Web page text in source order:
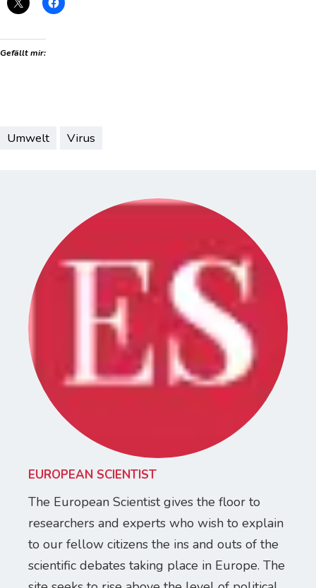
Gefällt mir:
Umwelt Virus
EUROPEAN SCIENTIST
The European Scientist gives the floor to
researchers and experts who wish to explain
to our fellow citizens the ins and outs of the
scientific debates taking place in Europe. The